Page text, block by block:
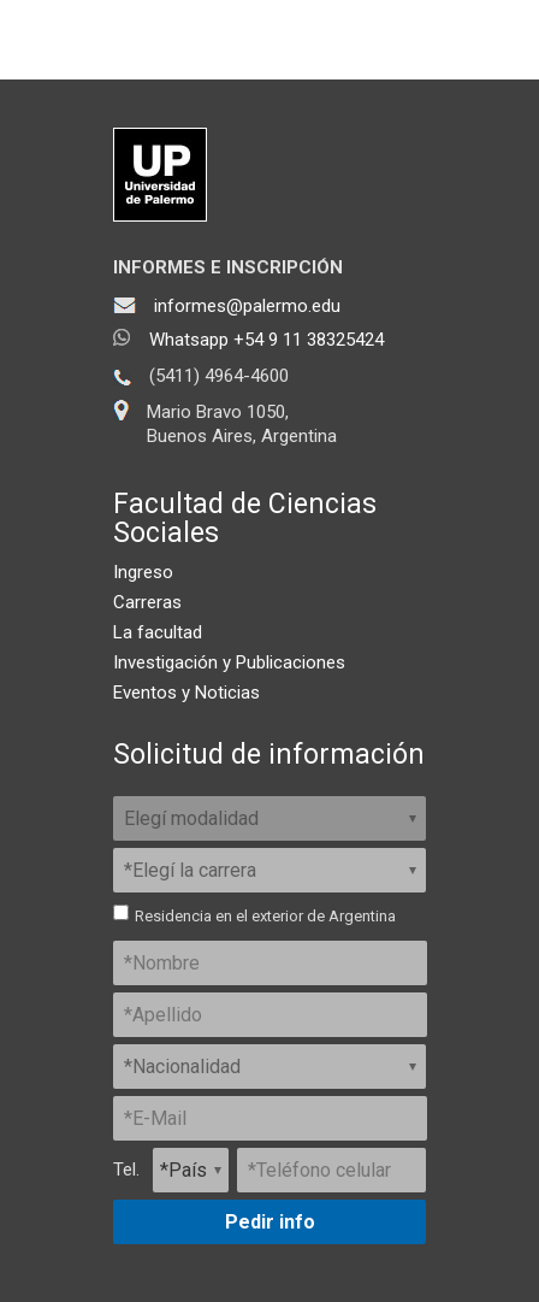
INFORMES E INSCRIPCIÓN
informes@palermo.edu
Whatsapp +54 9 11 38325424
(5411) 4964-4600
Mario Bravo 1050,
Buenos Aires, Argentina
Facultad de Ciencias
Sociales
Ingreso
Carreras
La facultad
Investigación y Publicaciones
Eventos y Noticias
Solicitud de información
Residencia en el exterior de Argentina
Tel.
Pedir info